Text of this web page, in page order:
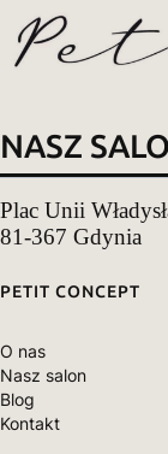
NASZ
Plac Unii
81-367 Gdynia
Linki w
PETIT CONCEPT
O nas
Nasz salon
Blog
Kontakt